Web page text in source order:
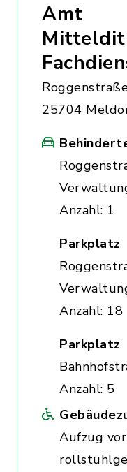
Amt
25704
Anzahl: 1
Parkplatz
Anzahl: 18
Parkplatz
Anzahl: 5
Aufzug